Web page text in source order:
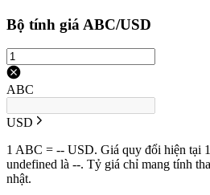
Bộ tính giá ABC/USD
ABC
USD
1 ABC = -- USD. Giá quy đổi hiện tại
undefined là --. Tỷ giá chỉ mang tính
nhật.